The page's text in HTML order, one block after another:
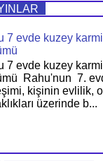
7 evde kuzey
7 evde kuzey
Rahu'nun 7.
kişinin evlilik,
üzerinde b...